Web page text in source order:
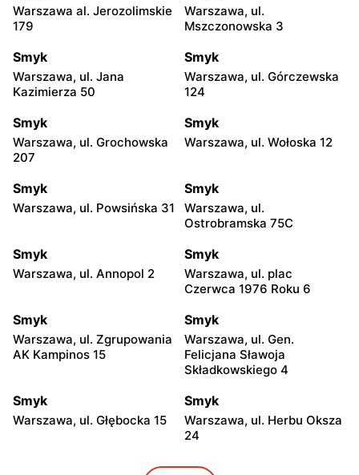
Warszawa al. Jerozolimskie
179
Warszawa, ul.
Mszczonowska 3
Smyk
Warszawa, ul. Jana
Kazimierza 50
Smyk
Warszawa, ul. Górczewska
124
Smyk
Warszawa, ul. Grochowska
207
Smyk
Warszawa, ul. Wołoska 12
Smyk
Warszawa, ul. Powsińska 31
Smyk
Warszawa, ul.
Ostrobramska 75C
Smyk
Warszawa, ul. Annopol 2
Smyk
Warszawa, ul. plac
Czerwca 1976 Roku 6
Smyk
Warszawa, ul. Zgrupowania
AK Kampinos 15
Smyk
Warszawa, ul. Gen.
Felicjana Sławoja
Składkowskiego 4
Smyk
Warszawa, ul. Głębocka 15
Smyk
Warszawa, ul. Herbu Oksza
24
Smyk